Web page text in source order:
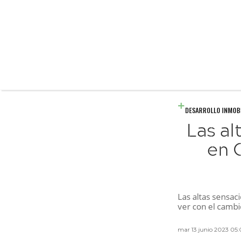
DESARROLLO
Las
en
Las altas
ver con el
mar 13 junio 2023